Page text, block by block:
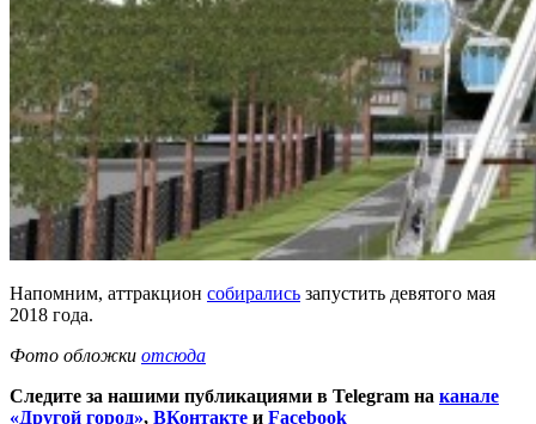
Напомним, аттракцион собирались запустить девятого мая
2018 года.
Фото обложки отсюда
Следите за нашими публикациями в Telegram на канале
«Другой город», ВКонтакте и Facebook